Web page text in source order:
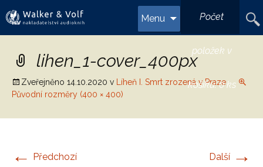
obsahu
Menu Počet
položek v
košíku:0 ks
lihen_1-cover_400px
Zveřejněno 14.10.2020 v
Líheň I. Smrt zrozená v Praze
Původní rozměry (400 × 400)
← Předchozí Další →